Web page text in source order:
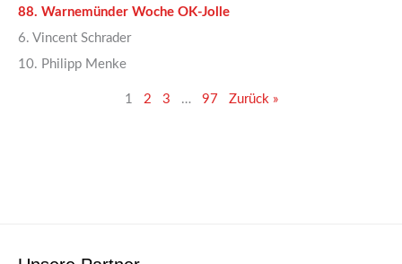
88. Warnemünder Woche OK-Jolle
6. Vincent Schrader
10. Philipp Menke
1 2 3 … 97 Zurück »